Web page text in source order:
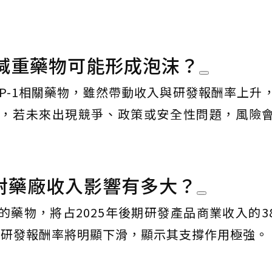
藥物可能形成泡沫？
1相關藥物，雖然帶動收入與研發報酬率上升
若未來出現競爭、政策或安全性問題，風險
廠收入影響有多大？
藥物，將占2025年後期研發產品商業收入的
發報酬率將明顯下滑，顯示其支撐作用極強。